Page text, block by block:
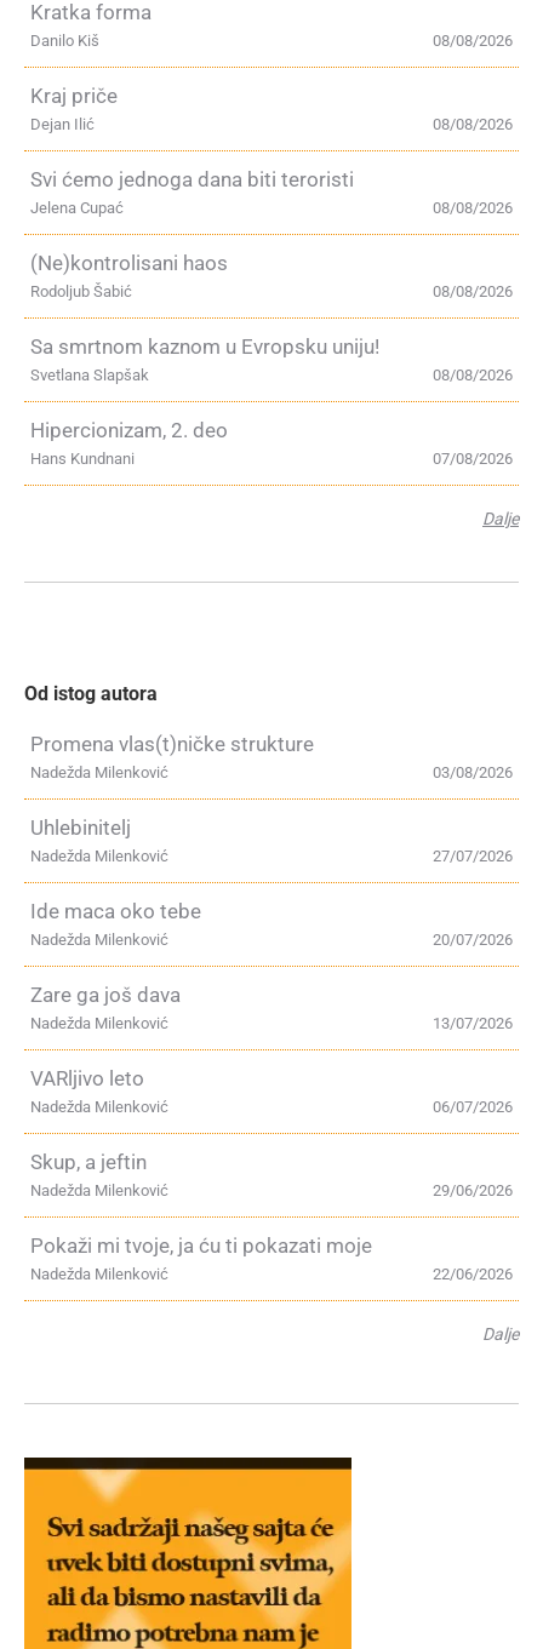
Kratka forma
08/08/2026
Danilo Kiš
Kraj priče
08/08/2026
Dejan Ilić
Svi ćemo jednoga dana biti teroristi
08/08/2026
Jelena Cupać
(Ne)kontrolisani haos
08/08/2026
Rodoljub Šabić
Sa smrtnom kaznom u Evropsku uniju!
08/08/2026
Svetlana Slapšak
Hipercionizam, 2. deo
07/08/2026
Hans Kundnani
Dalje
Od istog autora
Promena vlas(t)ničke strukture
03/08/2026
Nadežda Milenković
Uhlebinitelj
27/07/2026
Nadežda Milenković
Ide maca oko tebe
20/07/2026
Nadežda Milenković
Zare ga još dava
13/07/2026
Nadežda Milenković
VARljivo leto
06/07/2026
Nadežda Milenković
Skup, a jeftin
29/06/2026
Nadežda Milenković
Pokaži mi tvoje, ja ću ti pokazati moje
22/06/2026
Nadežda Milenković
Dalje